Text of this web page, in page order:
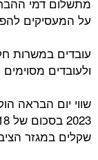
על המעסיקים
עובדים במשרות
ולעובדים
שווי יום הבראה
שקלים במגזר